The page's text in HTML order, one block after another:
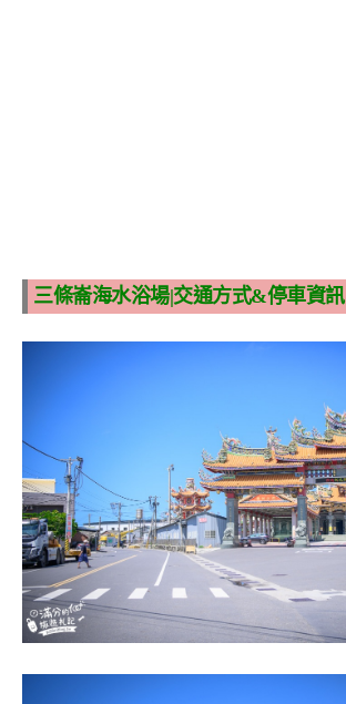
三條崙海水浴場|交通方式&停車資訊